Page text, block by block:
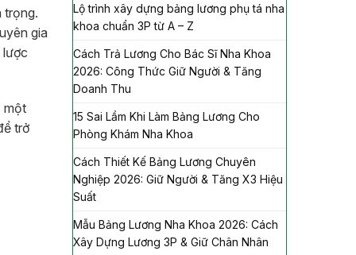
trọng.
gia
lược
một
trở
Lộ trình xây dựng bảng lương phụ tá nha
khoa chuẩn 3P từ A – Z
Cách Trả Lương Cho Bác Sĩ Nha Khoa
2026: Công Thức Giữ Người & Tăng
Doanh Thu
15 Sai Lầm Khi Làm Bảng Lương Cho
Phòng Khám Nha Khoa
Cách Thiết Kế Bảng Lương Chuyên
Nghiệp 2026: Giữ Người & Tăng X3 Hiệu
Suất
Mẫu Bảng Lương Nha Khoa 2026: Cách
Xây Dựng Lương 3P & Giữ Chân Nhân